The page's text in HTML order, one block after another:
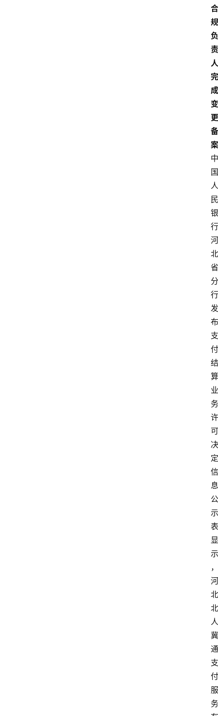
合
规
负
责
人
完
成
变
更
备
案
中
国
人
民
银
行
河
北
省
分
行
发
布
支
付
结
算
业
务
许
可
决
定
信
息
公
示
表
显
示
，
河
北
北
人
冀
通
支
付
服
务